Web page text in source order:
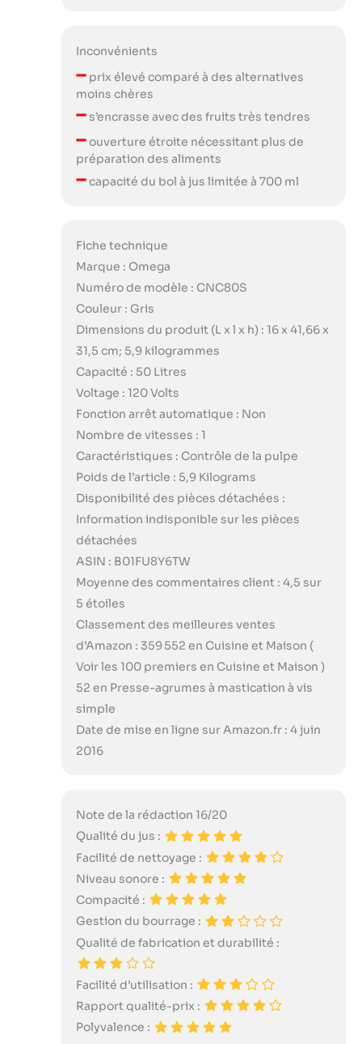
Inconvénients
–prix élevé comparé à des alternatives
moins chères
–s’encrasse avec des fruits très tendres
–ouverture étroite nécessitant plus de
préparation des aliments
–capacité du bol à jus limitée à 700 ml
Fiche technique
Marque : Omega
Numéro de modèle : CNC80S
Couleur : Gris
Dimensions du produit (L x l x h) : 16 x 41,66 x
31,5 cm; 5,9 kilogrammes
Capacité : 50 Litres
Voltage : 120 Volts
Fonction arrêt automatique : Non
Nombre de vitesses : 1
Caractéristiques : Contrôle de la pulpe
Poids de l’article : 5,9 Kilograms
Disponibilité des pièces détachées :
Information indisponible sur les pièces
détachées
ASIN : B01FU8Y6TW
Moyenne des commentaires client : 4,5 sur
5 étoiles
Classement des meilleures ventes
d’Amazon : 359 552 en Cuisine et Maison (
Voir les 100 premiers en Cuisine et Maison )
52 en Presse-agrumes à mastication à vis
simple
Date de mise en ligne sur Amazon.fr : 4 juin
2016
Note de la rédaction 16/20
Qualité du jus :
Facilité de nettoyage :
Niveau sonore :
Compacité :
Gestion du bourrage :
Qualité de fabrication et durabilité :
Facilité d’utilisation :
Rapport qualité-prix :
Polyvalence :